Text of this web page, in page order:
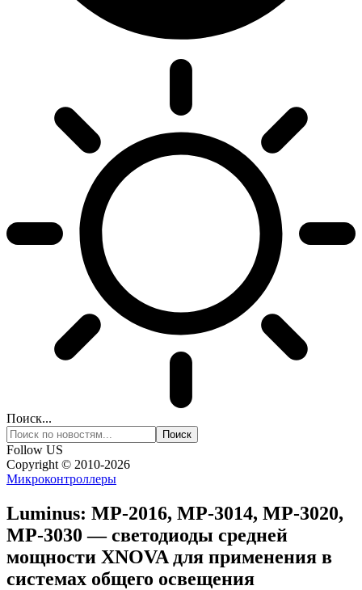
Поиск...
Follow US
Copyright © 2010-2026
Микроконтроллеры
Luminus: MP-2016, MP-3014, MP-3020,
MP-3030 — светодиоды средней
мощности XNOVA для применения в
системах общего освещения